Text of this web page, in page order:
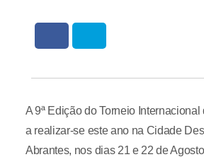
A 9ª Edição do Torneio
a realizar-se este ano na Cidade
Abrantes, nos dias 21 e 22 de